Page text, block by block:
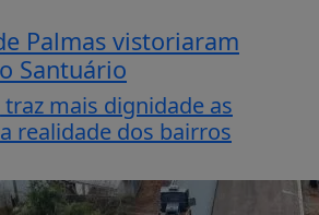
Palmas vistoriaram
Santuário
traz mais dignidade as
realidade dos bairros